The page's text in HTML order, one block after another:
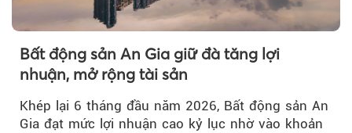
Bất động sản An Gia giữ đà tăng lợi
nhuận, mở rộng tài sản
Khép lại 6 tháng đầu năm 2026, Bất động sản An
Gia đạt mức lợi nhuận cao kỷ lục nhờ vào khoản